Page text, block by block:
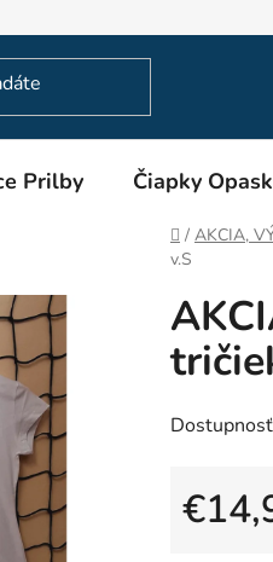
Prilby Čiapky
Domov
/ AKCIA,
v.S
Dostupnosť